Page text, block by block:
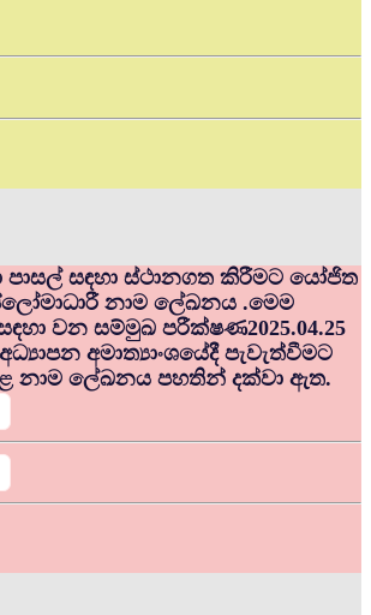
පාසල් සඳහා ස්ථානගත කිරීමට යෝජිත
නාම ලේඛනය .මෙම
වන සම්මුඛ පරීක්ෂණ2025.04.25
අමාත්‍යාංශයේදී පැවැත්වීමට
නාම ලේඛනය පහතින් දක්වා ඇත.